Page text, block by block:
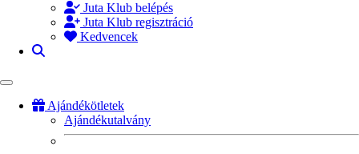
Juta Klub belépés
Juta Klub regisztráció
Kedvencek
Ajándékötletek
Ajándékutalvány